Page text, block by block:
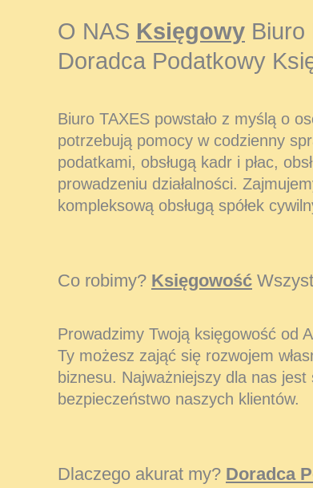
O NAS Księgowy Biuro
Doradca Podatkowy
Biuro TAXES powstało z myślą o
potrzebują pomocy w codzienny
podatkami, obsługą kadr i płac,
prowadzeniu działalności.
kompleksową obsługą spółek
Co robimy? Księgowość
Prowadzimy Twoją księgowość od
Ty możesz zająć się rozwojem
biznesu. Najważniejszy dla nas jest
bezpieczeństwo naszych klientów.
Dlaczego akurat my? Doradca